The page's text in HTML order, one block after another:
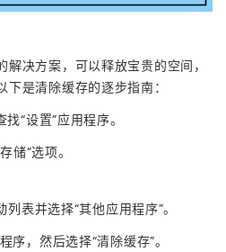
决方案，可以释放宝贵的空间，
是清除缓存的逐步指南：
“设置”应用程序。
储”选项。
表并选择“其他应用程序”。
，然后选择“清除缓存”。